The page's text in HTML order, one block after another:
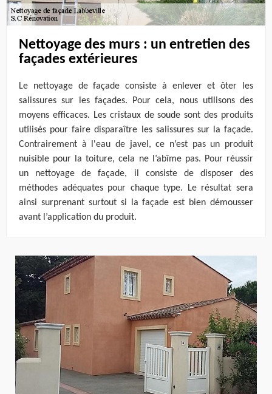
Nettoyage des murs : un entretien des
façades extérieures
Le nettoyage de façade consiste à enlever et ôter les
salissures sur les façades. Pour cela, nous utilisons des
moyens efficaces. Les cristaux de soude sont des produits
utilisés pour faire disparaître les salissures sur la façade.
Contrairement à l'eau de javel, ce n’est pas un produit
nuisible pour la toiture, cela ne l’abîme pas. Pour réussir
un nettoyage de façade, il consiste de disposer des
méthodes adéquates pour chaque type. Le résultat sera
ainsi surprenant surtout si la façade est bien démousser
avant l’application du produit.